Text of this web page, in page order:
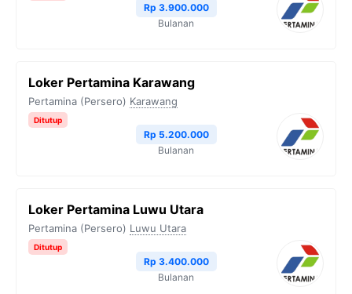
Rp 3.900.000
Bulanan
Loker Pertamina Karawang
Pertamina (Persero) Karawang
Ditutup
Rp 5.200.000
Bulanan
Loker Pertamina Luwu Utara
Pertamina (Persero) Luwu Utara
Ditutup
Rp 3.400.000
Bulanan